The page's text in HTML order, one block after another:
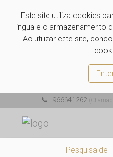
Este site utiliza cookies
língua e o armazenamento
Ao utilizar este site,
966641262
Pesquisa de